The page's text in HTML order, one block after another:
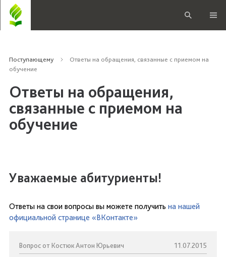
Поступающему
Ответы на обращения, связанные с приемом на
обучение
Ответы на обращения,
связанные с приемом на
обучение
Уважаемые абитуриенты!
Ответы на свои вопросы вы можете получить на нашей
официальной странице «ВКонтакте»
Вопрос от Костюк Антон Юрьевич 11.07.2015